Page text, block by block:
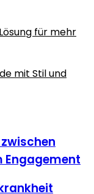
für mehr
mit Stil und
Engagement